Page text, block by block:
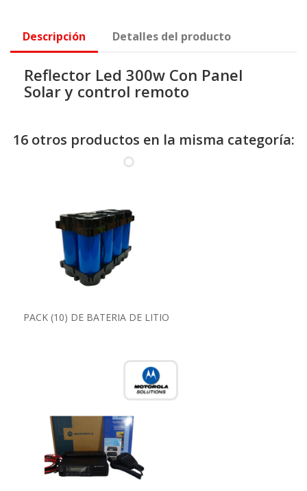
Descripción Detalles del producto
Reflector Led 300w Con Panel
Solar y control remoto
16 otros productos en la misma categoría:
PACK (10) DE BATERIA DE LITIO